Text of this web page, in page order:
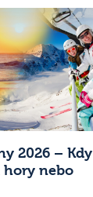
2026 – Kdy
hory nebo